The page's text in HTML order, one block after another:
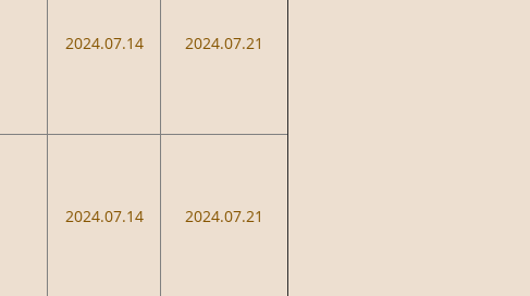
2024.07.14 2024.07.21
2024.07.14 2024.07.21